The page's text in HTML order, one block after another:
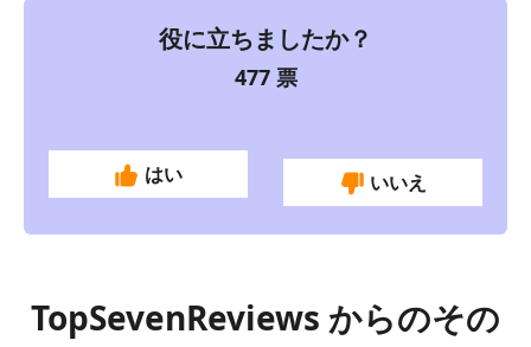
役に立ちましたか？
477票
はい いいえ
TopSevenReviews からのその